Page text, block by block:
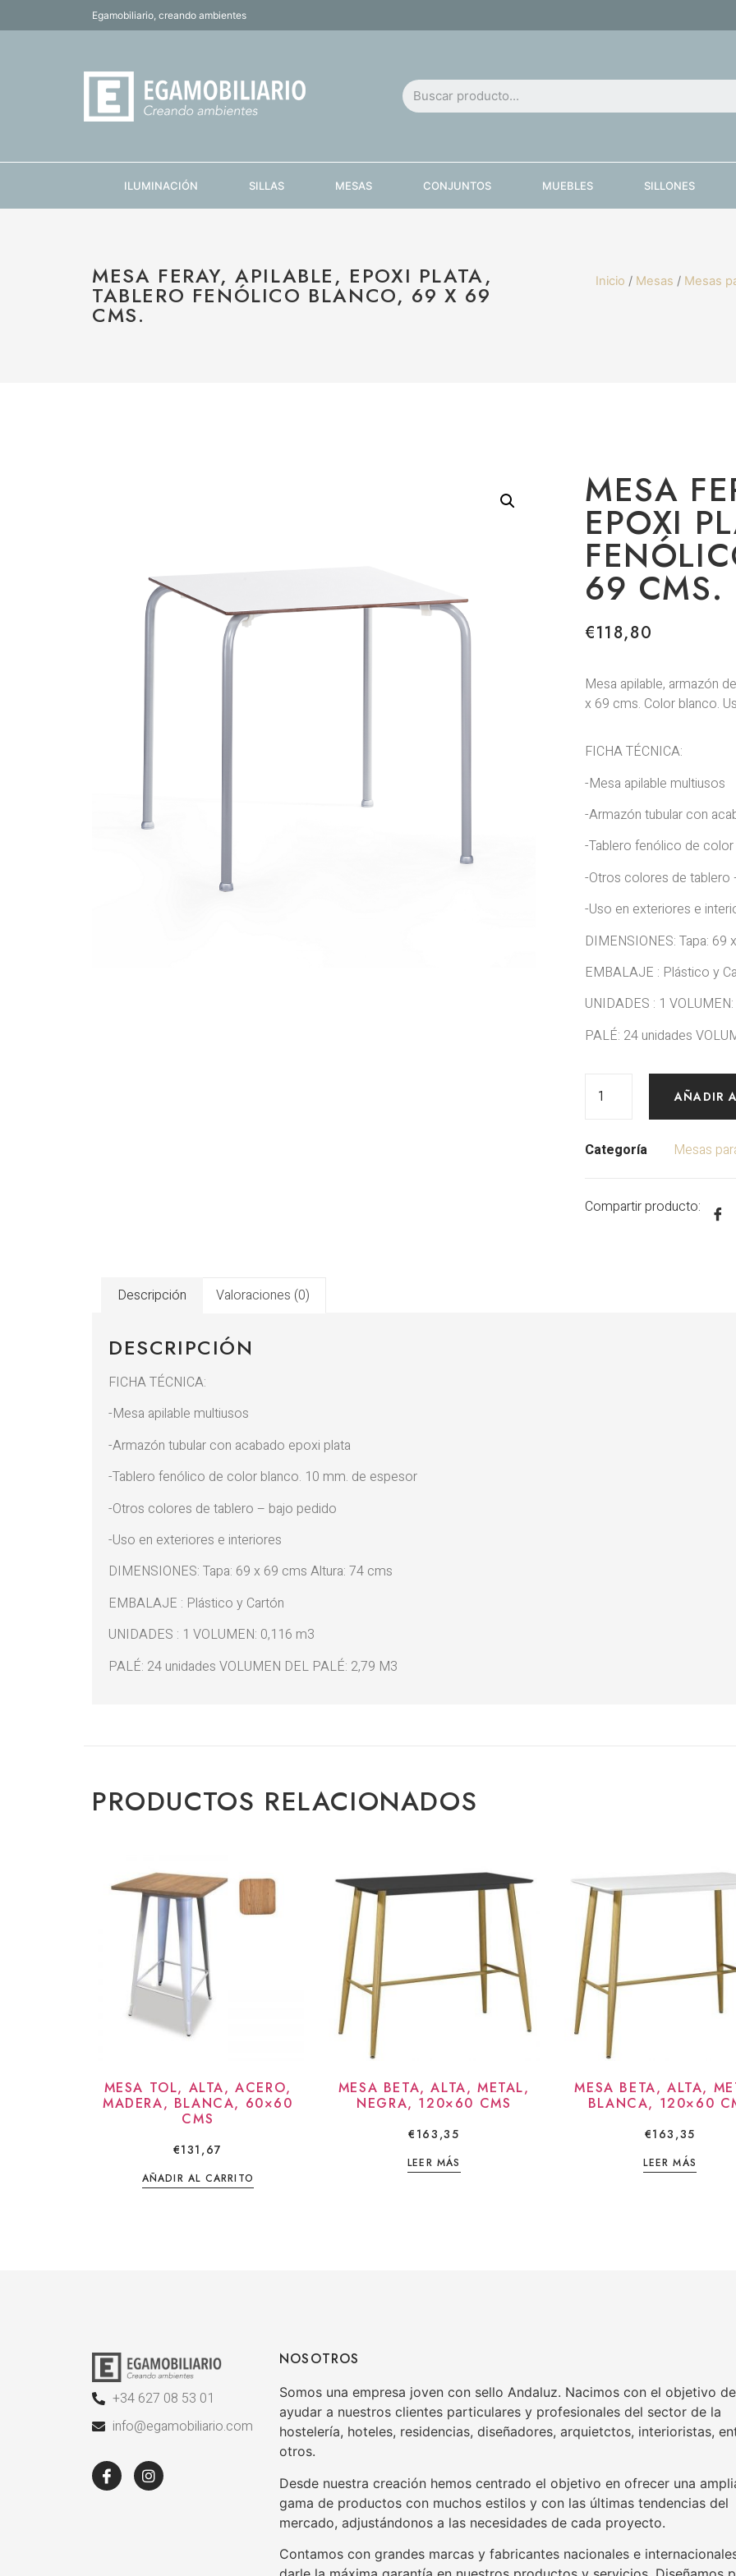
Egamobiliario, creando ambientes
ILUMINACIÓN SILLAS MESAS CONJUNTOS MUEBLES SILLONES
MESA FERAY, APILABLE, EPOXI PLATA,
TABLERO FENÓLICO BLANCO, 69 X 69
CMS.
Inicio / Mesas / Mesas
MESA
EPOXI
69 CMS.
€118,80
Mesa apilable, armazón
x 69 cms. Color blanco.
FICHA TÉCNICA:
-Mesa apilable multiusos
-Armazón tubular con
-Tablero fenólico de
-Otros colores de tablero
-Uso en exteriores e
DIMENSIONES: Tapa:
EMBALAJE : Plástico y
UNIDADES : 1
PALÉ: 24 unidades
AÑADIR
Categoría Mesas
Compartir producto:
Descripción Valoraciones (0)
DESCRIPCIÓN
FICHA TÉCNICA:
-Mesa apilable multiusos
-Armazón tubular con acabado epoxi plata
-Tablero fenólico de color blanco. 10 mm. de espesor
-Otros colores de tablero – bajo pedido
-Uso en exteriores e interiores
DIMENSIONES: Tapa: 69 x 69 cms Altura: 74 cms
EMBALAJE : Plástico y Cartón
UNIDADES : 1 VOLUMEN: 0,116 m3
PALÉ: 24 unidades VOLUMEN DEL PALÉ: 2,79 M3
PRODUCTOS RELACIONADOS
MESA TOL, ALTA, ACERO,
MADERA, BLANCA, 60×60
CMS
€131,67
AÑADIR AL CARRITO
MESA BETA, ALTA, METAL,
NEGRA, 120×60 CMS
€ 163,35
LEER MÁS
MESA BETA, ALTA,
BLANCA, 120×60
€163,35
LEER MÁS
+34 627 08 53 01
info@egamobiliario.com
NOSOTROS
Somos una empresa joven con sello Andaluz. Nacimos con el objetivo de
ayudar a nuestros clientes particulares y profesionales del sector de la
hostelería, hoteles, residencias, diseñadores, arquietctos, interioristas,
otros.
Desde nuestra creación hemos centrado el objetivo en ofrecer una
gama de productos con muchos estilos y con las últimas tendencias del
mercado, adjustándonos a las necesidades de cada proyecto.
Contamos con grandes marcas y fabricantes nacionales e